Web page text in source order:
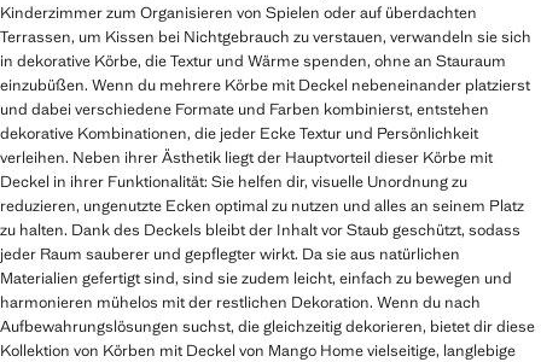
Kinderzimmer zum Organisieren von Spielen oder auf überdachten
Terrassen, um Kissen bei Nichtgebrauch zu verstauen, verwandeln sie sich
in dekorative Körbe, die Textur und Wärme spenden, ohne an Stauraum
einzubüßen. Wenn du mehrere Körbe mit Deckel nebeneinander platzierst
und dabei verschiedene Formate und Farben kombinierst, entstehen
dekorative Kombinationen, die jeder Ecke Textur und Persönlichkeit
verleihen. Neben ihrer Ästhetik liegt der Hauptvorteil dieser Körbe mit
Deckel in ihrer Funktionalität: Sie helfen dir, visuelle Unordnung zu
reduzieren, ungenutzte Ecken optimal zu nutzen und alles an seinem Platz
zu halten. Dank des Deckels bleibt der Inhalt vor Staub geschützt, sodass
jeder Raum sauberer und gepflegter wirkt. Da sie aus natürlichen
Materialien gefertigt sind, sind sie zudem leicht, einfach zu bewegen und
harmonieren mühelos mit der restlichen Dekoration. Wenn du nach
Aufbewahrungslösungen suchst, die gleichzeitig dekorieren, bietet dir diese
Kollektion von Körben mit Deckel von Mango Home vielseitige, langlebige